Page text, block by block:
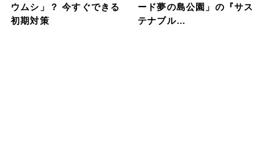
ウムシ」？ 今すぐできる
初期対策
ード夢の島公園」の『サス
テナブル…